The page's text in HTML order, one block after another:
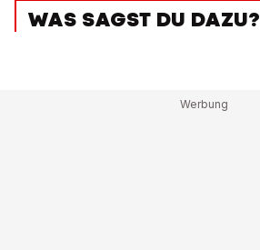
WAS SAGST DU DAZU?